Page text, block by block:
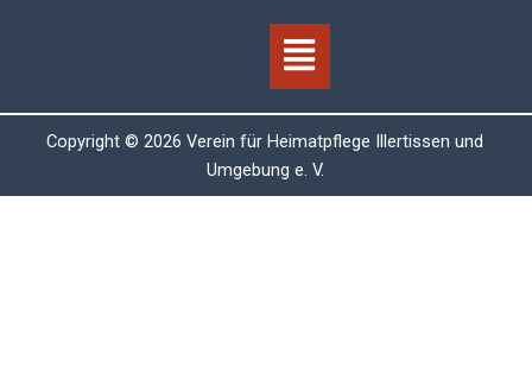
Menü
Copyright © 2026 Verein für Heimatpflege Illertissen und
Umgebung e. V.